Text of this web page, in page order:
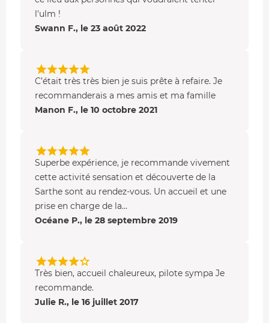
mettre votre casque et savourez ce moment privilégié,
parmi les nuages, propice à la détente. Il n'y a plus qu'à
profiter...
Vol de 15 min : en direction de Beaumont-sur-Sarthe
Vous survolerez :
Beaumont-sur-Sarthe
Le Saosnois, où se mêlent culture et nature
La plaine d'Alençon
Vol de 20 min : en direction de
Les Alpes Mancelles
La forêt de Perseigne, au relief accidenté, avec une
altitude de 349 m
La vallée de l'enfer , entre Mamers et Alençon
l'ulm !
Swann F., le 23 août 2022
C’était très très bien je suis prête à refaire. Je
recommanderais a mes amis et ma famille
Manon F., le 10 octobre 2021
Superbe expérience, je recommande vivement
cette activité sensation et découverte de la
Sarthe sont au rendez-vous. Un accueil et une
prise en charge de la...
Océane P., le 28 septembre 2019
Très bien, accueil chaleureux, pilote sympa Je
recommande.
Julie R., le 16 juillet 2017